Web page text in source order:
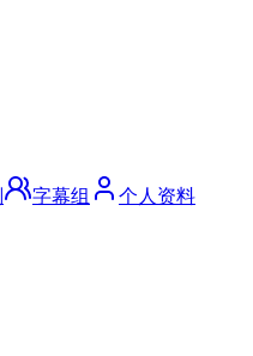
字幕组 个人资料